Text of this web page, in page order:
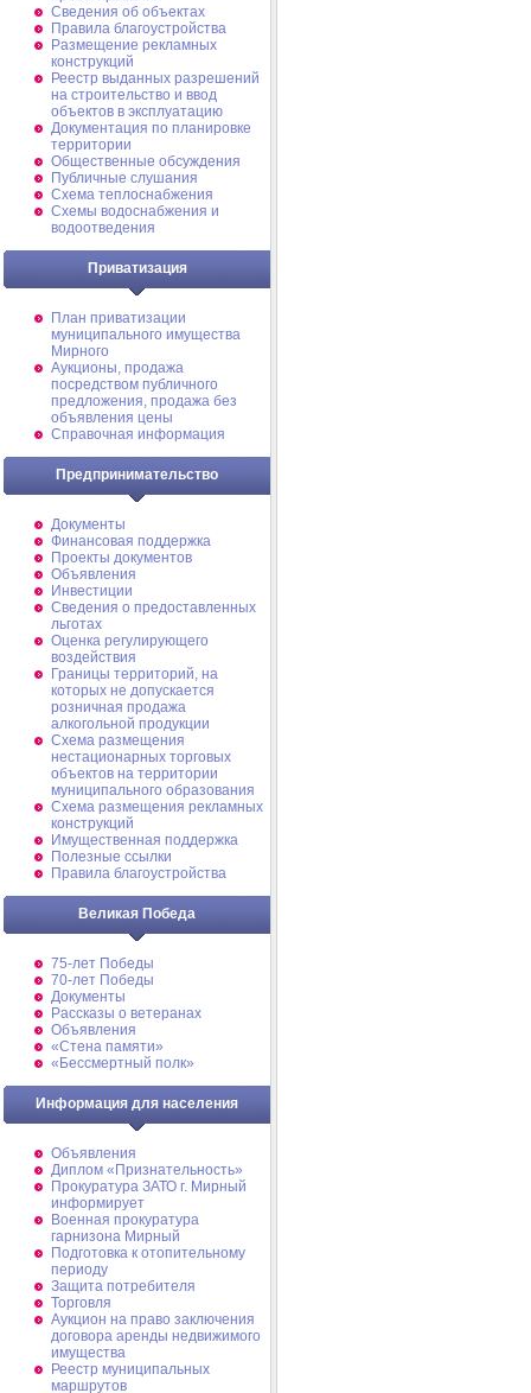
Сведения об объектах
Правила благоустройства
Размещение рекламных
конструкций
Реестр выданных разрешений
на строительство и ввод
объектов в эксплуатацию
Документация по планировке
территории
Общественные обсуждения
Публичные слушания
Схема теплоснабжения
Схемы водоснабжения и
водоотведения
Приватизация
План приватизации
муниципального имущества
Мирного
Аукционы, продажа
посредством публичного
предложения, продажа без
объявления цены
Справочная информация
Предпринимательство
Документы
Финансовая поддержка
Проекты документов
Объявления
Инвестиции
Сведения о предоставленных
льготах
Оценка регулирующего
воздействия
Границы территорий, на
которых не допускается
розничная продажа
алкогольной продукции
Схема размещения
нестационарных торговых
объектов на территории
муниципального образования
Схема размещения рекламных
конструкций
Имущественная поддержка
Полезные ссылки
Правила благоустройства
Великая Победа
75-лет Победы
70-лет Победы
Документы
Рассказы о ветеранах
Объявления
«Стена памяти»
«Бессмертный полк»
Информация для населения
Объявления
Диплом «Признательность»
Прокуратура ЗАТО г. Мирный
информирует
Военная прокуратура
гарнизона Мирный
Подготовка к отопительному
периоду
Защита потребителя
Торговля
Аукцион на право заключения
договора аренды недвижимого
имущества
Реестр муниципальных
маршрутов